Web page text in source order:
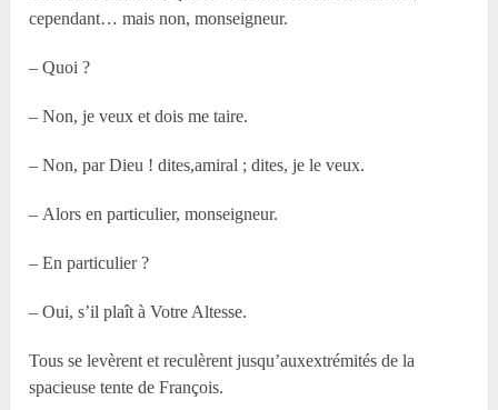
cependant… mais non, monseigneur.
– Quoi ?
– Non, je veux et dois me taire.
– Non, par Dieu ! dites,amiral ; dites, je le veux.
– Alors en particulier, monseigneur.
– En particulier ?
– Oui, s’il plaît à Votre Altesse.
Tous se levèrent et reculèrent jusqu’auxextrémités de la
spacieuse tente de François.